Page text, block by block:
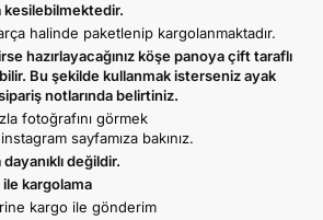
kesilebilmektedir.
halinde paketlenip kargolanmaktadır.
hazırlayacağınız köşe panoya çift taraflı
Bu şekilde kullanmak isterseniz ayak
notlarında belirtiniz.
fotoğrafını görmek
instagram sayfamıza bakınız.
değildir.
kargolama
kargo ile gönderim